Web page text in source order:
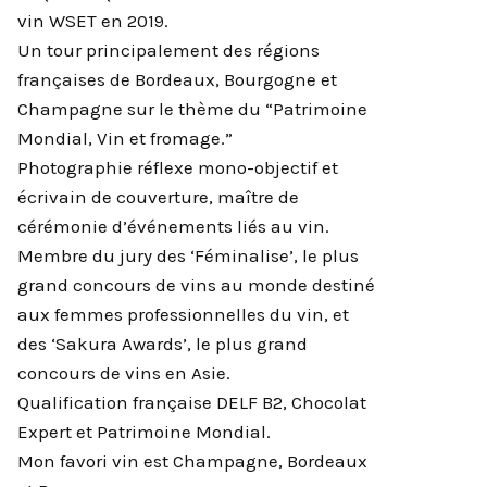
vin WSET en 2019.
Un tour principalement des régions
françaises de Bordeaux, Bourgogne et
Champagne sur le thème du “Patrimoine
Mondial, Vin et fromage.”
Photographie réflexe mono-objectif et
écrivain de couverture, maître de
cérémonie d’événements liés au vin.
Membre du jury des ‘Féminalise’, le plus
grand concours de vins au monde destiné
aux femmes professionnelles du vin, et
des ‘Sakura Awards’, le plus grand
concours de vins en Asie.
Qualification française DELF B2, Chocolat
Expert et Patrimoine Mondial.
Mon favori vin est Champagne, Bordeaux